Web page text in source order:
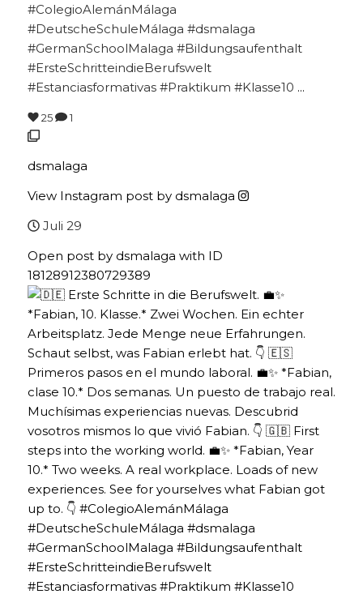
#ColegioAlemánMálaga
#DeutscheSchuleMálaga #dsmalaga
#GermanSchoolMalaga #Bildungsaufenthalt
#ErsteSchritteindieBerufswelt
#Estanciasformativas #Praktikum #Klasse10 ...
25 1
dsmalaga
View Instagram post by dsmalaga
Juli 29
Open post by dsmalaga with ID
18128912380729389